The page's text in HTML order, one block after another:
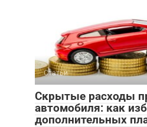
Статьи
Скрытые расходы
автомобиля: как
дополнительных